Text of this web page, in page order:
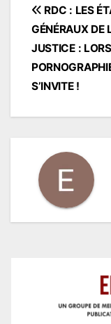
de
l’article
RDC : LES
GÉNÉRAUX DE
JUSTICE :
S’INVITE !